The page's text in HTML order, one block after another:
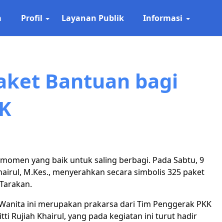
Profil Layanan Publik Informasi
Bantuan bagi
yang baik untuk saling berbagi. Pada Sabtu, 9
M.Kes., menyerahkan secara simbolis 325 paket
ini merupakan prakarsa dari Tim Penggerak PKK
Rujiah Khairul, yang pada kegiatan ini turut hadir